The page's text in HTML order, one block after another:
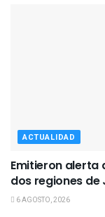
ACTUALIDAD
Emitieron
dos regiones de
6 AGOSTO, 2026